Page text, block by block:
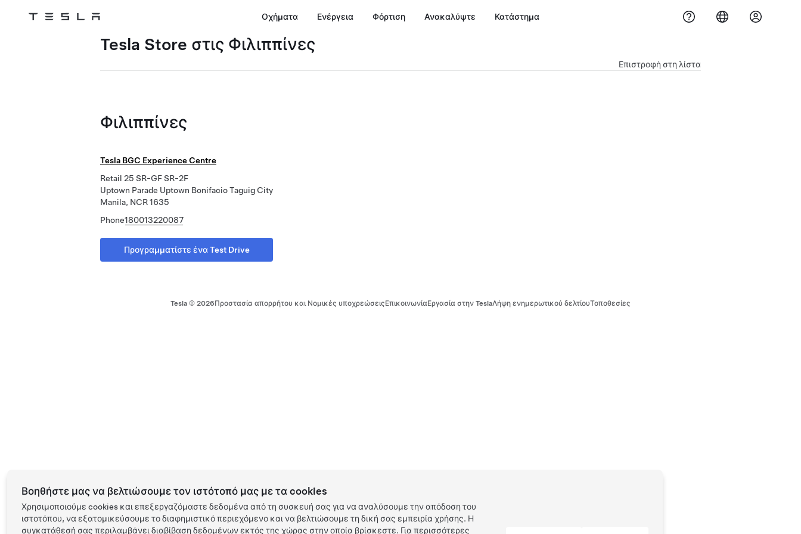
Tesla Οχήματα Ενέργεια Φόρτιση Ανακαλύψτε Κατάστημα
Tesla Store στις Φιλιππίνες
Επιστροφή στη λίστα
Φιλιππίνες
Tesla BGC Experience Centre
Retail 25 SR-GF SR-2F
Uptown Parade Uptown Bonifacio Taguig City
Manila, NCR 1635
Phone180013220087
Προγραμματίστε ένα Test Drive
Tesla © 2026Προστασία απορρήτου και Νομικές υποχρεώσειςΕπικοινωνίαΕργασία στην TeslaΛήψη ενημερωτικού δελτίουΤοποθεσίες
Βοηθήστε μας να βελτιώσουμε τον ιστότοπό μας με τα cookies
Χρησιμοποιούμε cookies και επεξεργαζόμαστε δεδομένα από τη συσκευή σας για να αναλύσουμε την απόδοση του
ιστοτόπου, να εξατομικεύσουμε το διαφημιστικό περιεχόμενο και να βελτιώσουμε τη δική σας εμπειρία χρήσης. Η
συγκατάθεσή σας περιλαμβάνει διαβίβαση δεδομένων εκτός της χώρας στην οποία βρίσκεστε. Για περισσότερες